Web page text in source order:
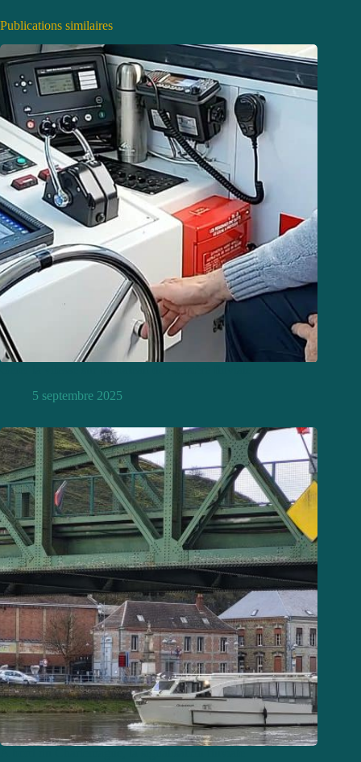
Publications similaires
5 septembre 2025